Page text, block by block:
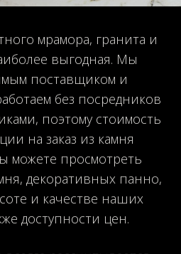
мрамора, гранита и
выгодная. Мы
поставщиком и
без посредников
поэтому стоимость
на заказ из камня
можете просмотреть
декоративных панно,
и качестве наших
доступности цен.